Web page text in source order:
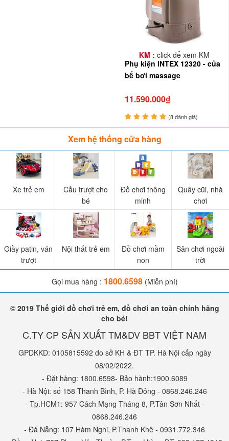
KM : click để xem KM
Phụ kiện INTEX 12320 - của
bể bơi massage
11.590.000₫
(8 đánh giá)
Xem hệ thống cửa hàng
Xe trẻ em
Cầu trượt cho
bé
Đồ chơi thông
minh
Quây cũi, nhà
chơi
Giầy patin, ván
trượt
Nội thất trẻ em
Đồ chơi mầm
non
Sân chơi ngoài
trời
Gọi mua hàng : 1800.6598(Miễn phí)
© 2019 Thế giới đồ chơi trẻ em, đồ chơi an toàn chính hãng
cho bé!
C.TY CP SẢN XUẤT TM&DV BBT VIỆT NAM
GPDKKD: 0105815592 do sở KH & ĐT TP. Hà Nội cấp ngày
08/02/2022.
- Đặt hàng: 1800.6598- Bảo hành:1900.6089
- Hà Nội: số 158 Thanh Bình, P. Hà Đông - 0868.246.246
- Tp.HCM1: 957 Cách Mạng Tháng 8, P.Tân Sơn Nhất -
0868.246.246
- Đà Nẵng: 107 Hàm Nghi, P.Thanh Khê - 0931.772.346